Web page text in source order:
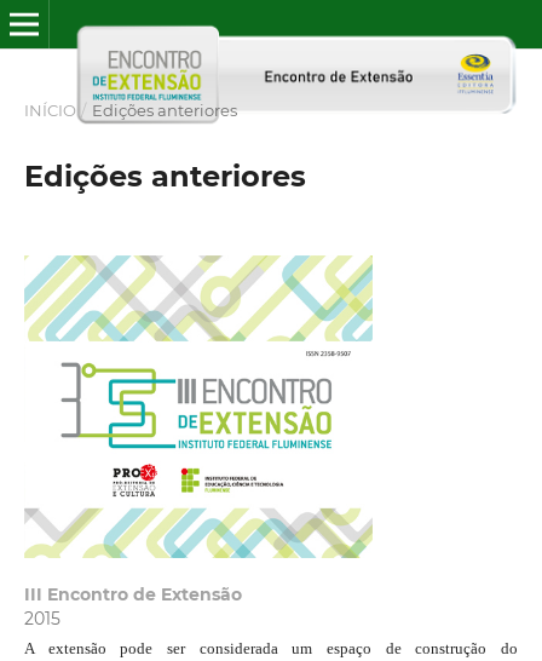
INÍCIO / Edições anteriores
Edições anteriores
III Encontro de Extensão
2015
A extensão pode ser considerada um espaço de construção do